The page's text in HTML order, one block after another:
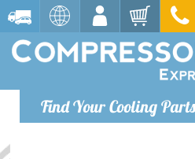
Find Your Cooling Parts